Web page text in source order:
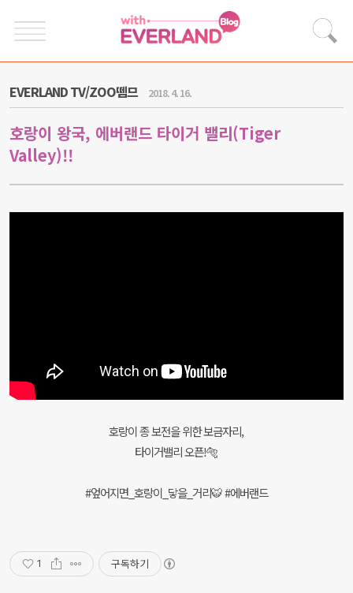
EVERLAND TV/ZOO뗌므 2018. 4. 16.
호랑이 왕국, 에버랜드 타이거 밸리(Tiger
Valley)!!
호랑이 종 보전을 위한 보금자리,
타이거밸리 오픈!🐅
#엎어지면_호랑이_닿을_거리🐯 #에버랜드
1 구독하기